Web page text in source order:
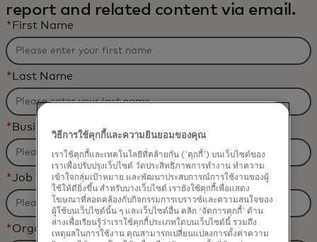
report and related content via email.
* First Name
* Last Name
* Business Email Address
*Job Title
*Organization Name
วิธีการใช้คุกกี้และความยินยอมของคุณ
เราใช้คุกกี้และเทคโนโลยีที่คล้ายกัน ('คุกกี้') บนเว็บไซต์ของ
เราเพื่อปรับปรุงเว็บไซต์ วัดประสิทธิภาพการทำงาน ทำความ
เข้าใจกลุ่มเป้าหมาย และพัฒนาประสบการณ์การใช้งานของผู้
ใช้ให้ดียิ่งขึ้น สำหรับบางเว็บไซต์ เรายังใช้คุกกี้เพื่อแสดง
โฆษณาที่สอดคล้องกับกิจกรรมการเบราวซ์และความสนใจของ
ผู้ใช้บนเว็บไซต์นั้น ๆ และเว็บไซต์อื่น คลิก 'จัดการคุกกี้' ด้าน
ล่างเพื่อเรียนรู้ว่าเราใช้คุกกี้ประเภทใดบนเว็บไซต์นี้ รวมถึง
เหตุผลในการใช้งาน คุณสามารถเปลี่ยนแปลงการตั้งค่าความ